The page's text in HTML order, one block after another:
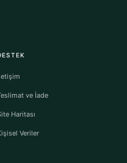
ve İade
Haritası
Veriler